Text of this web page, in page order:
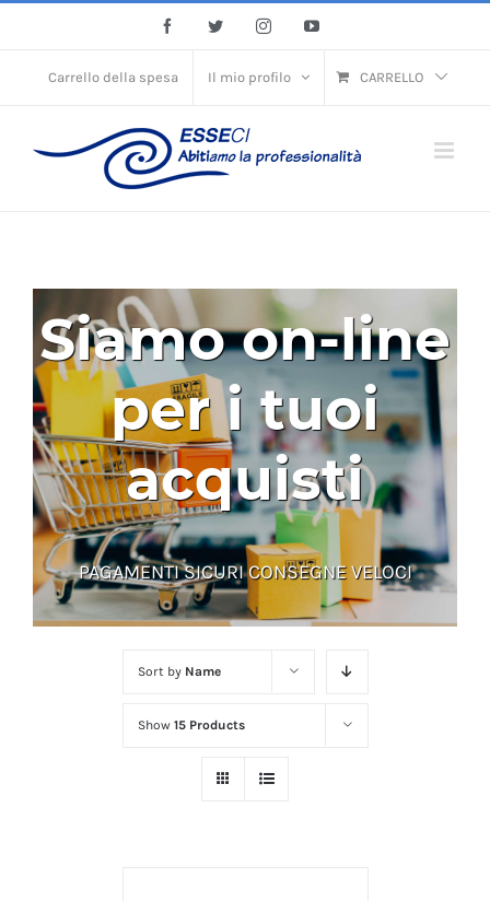
content
FacebookTwitter InstagramYouTube
Carrello della spesa Il mio profilo CARRELLO
Siamo on-line
per i tuoi
acquisti
PAGAMENTI SICURI CONSEGNE VELOCI
Sort by Name
Show 15 Products